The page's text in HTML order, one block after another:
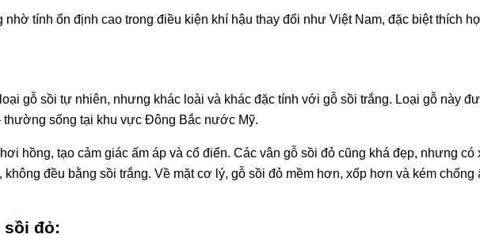
tính ổn định cao trong điều kiện khí hậu thay đổi như Việt Nam, đặc biệt thích
gỗ sồi tự nhiên, nhưng khác loài và khác đặc tính với gỗ sồi trắng. Loại gỗ này
thường sống tại khu vực Đông Bắc nước Mỹ.
hồng, tạo cảm giác ấm áp và cổ điển. Các vân gỗ sồi đỏ cũng khá đẹp, nhưng có
đều bằng sồi trắng. Về mặt cơ lý, gỗ sồi đỏ mềm hơn, xốp hơn và kém chống
sồi đỏ: